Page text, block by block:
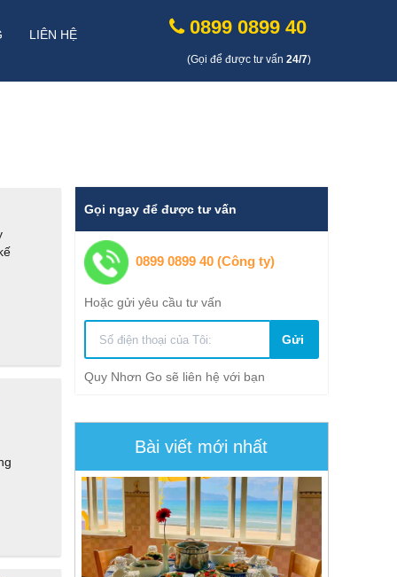
LIÊN HỆ 0899 0899 40
(Gọi để được tư vấn 24/7)
Gọi ngay để được tư vấn
0899 0899 40 (Công ty)
Hoặc gửi yêu cầu tư vấn
Gửi
Quy Nhơn Go sẽ liên hệ với bạn
Bài viết mới nhất